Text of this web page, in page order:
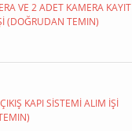
VE 2 ADET KAMERA KAYIT
(DOĞRUDAN TEMIN)
KAPI SİSTEMİ ALIM İŞİ